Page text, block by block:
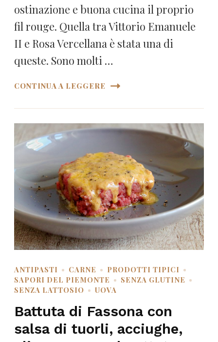
ostinazione e buona cucina il proprio
fil rouge. Quella tra Vittorio Emanuele
II e Rosa Vercellana è stata una di
queste. Sono molti …
CONTINUA A LEGGERE
ANTIPASTI CARNE
PRODOTTI TIPICI
SAPORI DEL PIEMONTE
SENZA GLUTINE
SENZA LATTOSIO
UOVA
Battuta di Fassona con
salsa di tuorli, acciughe,